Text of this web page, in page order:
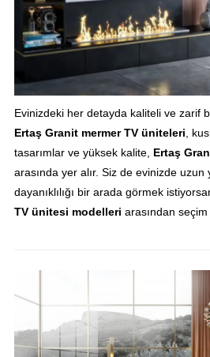
Evinizdeki her detayda kaliteli ve zarif
Ertaş Granit mermer TV üniteleri ,
tasarımlar ve yüksek kalite, Ertaş
arasında yer alır. Siz de evinizde uzun
dayanıklılığı bir arada görmek
TV ünitesi modelleri arasından